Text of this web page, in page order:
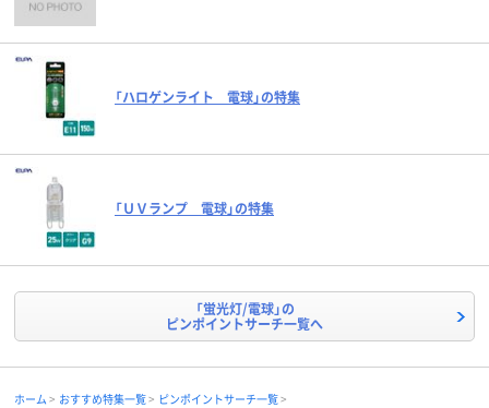
「ハロゲンライト 電球」の特集
「ＵＶランプ 電球」の特集
「蛍光灯/電球」の
ピンポイントサーチ一覧へ
ホーム おすすめ特集一覧
ピンポイントサーチ一覧